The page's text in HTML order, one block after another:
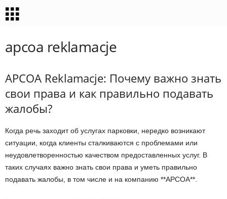
apcoa reklamacje
APCOA Reklamacje: Почему важно знать
свои права и как правильно подавать
жалобы?
Когда речь заходит об услугах парковки, нередко возникают
ситуации, когда клиенты сталкиваются с проблемами или
неудовлетворенностью качеством предоставленных услуг. В
таких случаях важно знать свои права и уметь правильно
подавать жалобы, в том числе и на компанию **APCOA**.